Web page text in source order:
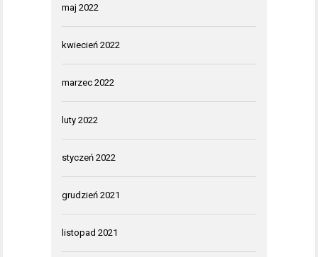
maj 2022
kwiecień 2022
marzec 2022
luty 2022
styczeń 2022
grudzień 2021
listopad 2021